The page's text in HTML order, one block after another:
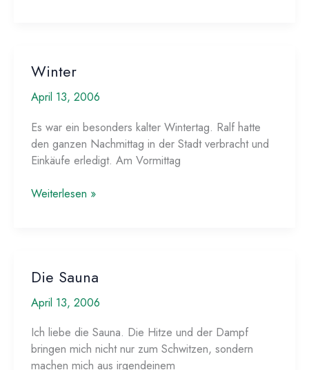
Winter
April 13, 2006
Es war ein besonders kalter Wintertag. Ralf hatte
den ganzen Nachmittag in der Stadt verbracht und
Einkäufe erledigt. Am Vormittag
Winter
Weiterlesen »
Die Sauna
April 13, 2006
Ich liebe die Sauna. Die Hitze und der Dampf
bringen mich nicht nur zum Schwitzen, sondern
machen mich aus irgendeinem